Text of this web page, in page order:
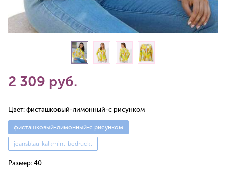
2 309 руб.
Цвет: фисташковый-лимонный-с рисунком
фисташковый-лимонный-с рисунком
jeansblau-kalkmint-bedruckt
Размер: 40